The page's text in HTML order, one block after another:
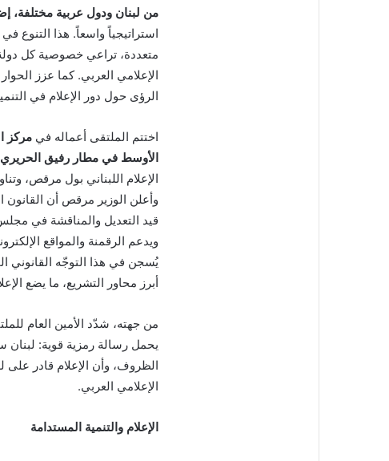
من لبنان ودول عربية مختلفة،
استراتيجياً واسعاً. هذا التنوع
متعددة، تراعي خصوصية كل
الإعلامي العربي. كما عزز
الرؤى حول دور الإعلام في
اختتم الملتقى أعماله في مركز
الأوسط في مطار رفيق الحريري
الإعلام اللبناني بول مرقص،
وأعلن الوزير مرقص أن القانون
قيد التعديل والمناقشة في
ويدعم الرقمنة والمواقع
يُسجن في هذا التوجّه القانوني
أبرز محاور التشريع، ما يضع
من جهته، شدّد الأمين العام
يحمل رسالة رمزية قوية: لبنان
الظروف، وأن الإعلام قادر على
الإعلامي العربي.
الإعلام والتنمية المستدامة